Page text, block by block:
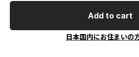
Add to cart
日本国内にお住まいの